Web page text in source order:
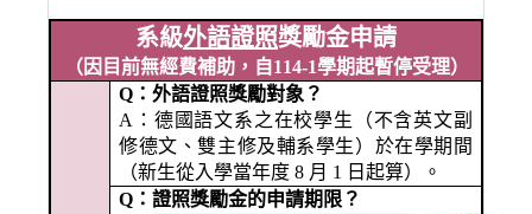
系級外語證照獎勵金申請
（因目前無經費補助，自114-1學期起暫停受理）
Q ：外語證照獎勵對象？
A ：德國語文系之在校學生（不含英文副
修德文、雙主修及輔系學生）於在學期間
（新生從入學當年度 8 月 1 日起算）。
Q ：證照獎勵金的申請期限？